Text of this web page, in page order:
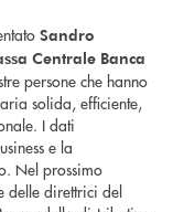
Sandro
Centrale Banca
persone che hanno
solida, efficiente,
I dati
e la
Nel prossimo
delle direttrici del